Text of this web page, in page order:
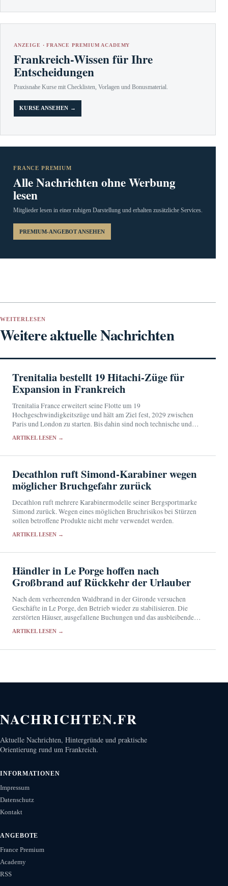
ANZEIGE · FRANCE PREMIUM ACADEMY
Frankreich-Wissen für Ihre
Entscheidungen
Praxisnahe Kurse mit Checklisten, Vorlagen und Bonusmaterial.
KURSE ANSEHEN →
FRANCE PREMIUM
Alle Nachrichten ohne Werbung
lesen
Mitglieder lesen in einer ruhigen Darstellung und erhalten zusätzliche Services.
PREMIUM-ANGEBOT ANSEHEN
WEITERLESEN
Weitere aktuelle Nachrichten
Trenitalia bestellt 19 Hitachi-Züge für
Expansion in Frankreich
Trenitalia France erweitert seine Flotte um 19
Hochgeschwindigkeitszüge und hält am Ziel fest, 2029 zwischen
Paris und London zu starten. Bis dahin sind noch technische und
ARTIKEL LESEN →
Decathlon ruft Simond-Karabiner wegen
möglicher Bruchgefahr zurück
Decathlon ruft mehrere Karabinermodelle seiner Bergsportmarke
Simond zurück. Wegen eines möglichen Bruchrisikos bei Stürzen
sollen betroffene Produkte nicht mehr verwendet werden.
ARTIKEL LESEN →
Händler in Le Porge hoffen nach
Großbrand auf Rückkehr der Urlauber
Nach dem verheerenden Waldbrand in der Gironde versuchen
Geschäfte in Le Porge, den Betrieb wieder zu stabilisieren. Die
zerstörten Häuser, ausgefallene Buchungen und das ausbleibende
ARTIKEL LESEN →
NACHRICHTEN.FR
Aktuelle Nachrichten, Hintergründe und praktische
Orientierung rund um Frankreich.
INFORMATIONEN
Impressum
Datenschutz
Kontakt
ANGEBOTE
France Premium
Academy
RSS